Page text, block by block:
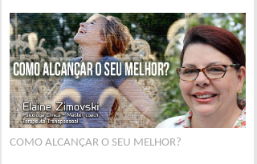
COMO ALCANÇAR O SEU MELHOR?